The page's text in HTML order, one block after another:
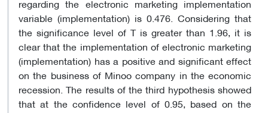
variable (implementation) is 0.476. Considering that
the significance level of T is greater than 1.96, it is
clear that the implementation of electronic marketing
(implementation) has a positive and significant effect
on the business of Minoo company in the economic
recession. The results of the third hypothesis showed
that at the confidence level of 0.95, based on the